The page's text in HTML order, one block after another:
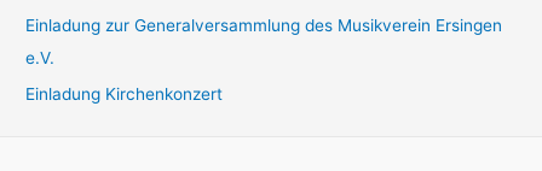
Einladung zur Generalversammlung des Musikverein Ersingen
e.V.
Einladung Kirchenkonzert